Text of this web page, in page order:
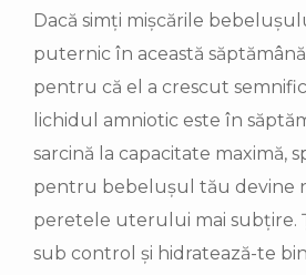
Dacă simți mișcările
puternic în această
pentru că el a crescut
lichidul amniotic este în
sarcină la capacitate maximă,
pentru bebelușul tău devine
peretele uterului mai subțire.
sub control și hidratează-te